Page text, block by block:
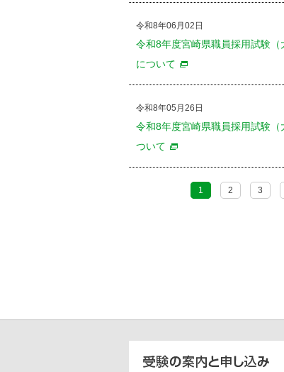
令和8年06月02日
令和8年度宮崎県職員採用試験
について
令和8年05月26日
令和8年度宮崎県職員採用試験
ついて
1 2 3